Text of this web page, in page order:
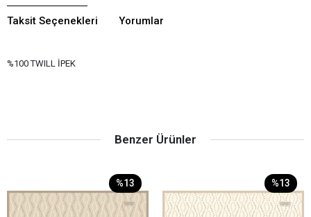
Taksit Seçenekleri Yorumlar
%100 TWILL İPEK
Benzer Ürünler
%13 %13